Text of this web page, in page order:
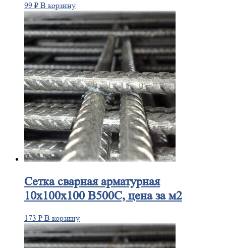
99 ₽ В корзину
Сеткасварная арматурная
10х100х100 В500С, цена за м2
173 ₽ В корзину